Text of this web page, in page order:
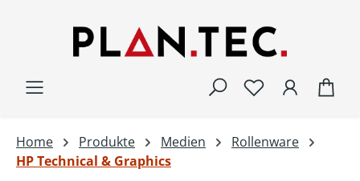
Home Produkte Medien
Rollenware
HP Technical & Graphics